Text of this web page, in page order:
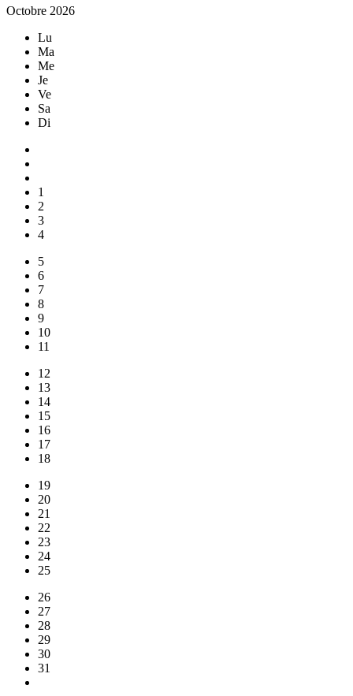
Octobre 2026
Lu
Ma
Me
Je
Ve
Sa
Di
1
2
3
4
5
6
7
8
9
10
11
12
13
14
15
16
17
18
19
20
21
22
23
24
25
26
27
28
29
30
31